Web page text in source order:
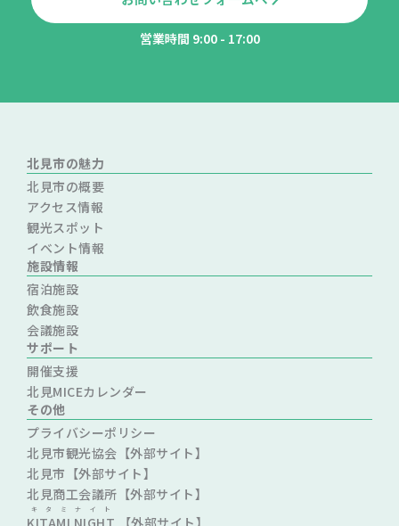
営業時間 9:00 - 17:00
北見市の魅力
北見市の概要
アクセス情報
観光スポット
イベント情報
施設情報
宿泊施設
飲食施設
会議施設
サポート
開催支援
北見MICEカレンダー
その他
プライバシーポリシー
北見市観光協会【外部サイト】
北見市【外部サイト】
北見商工会議所【外部サイト】
KITAMI NIGHT
キタミナイト
【外部サイト】